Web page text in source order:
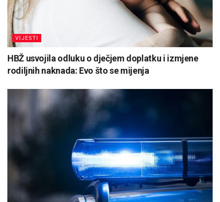
VIJESTI
HBŽ usvojila odluku o dječjem doplatku i izmjene
rodiljnih naknada: Evo što se mijenja